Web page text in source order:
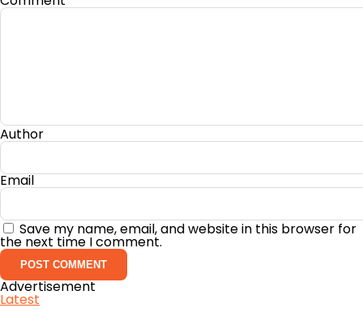
Email
Advertisement
Latest
Ebola1 day ago